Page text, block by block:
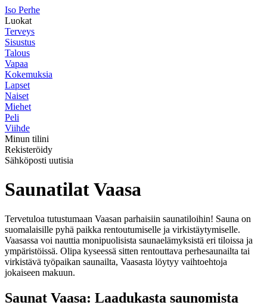
Iso Perhe
Luokat
Terveys
Sisustus
Talous
Vapaa
Kokemuksia
Lapset
Naiset
Miehet
Peli
Viihde
Minun tilini
Rekisteröidy
Sähköposti uutisia
Saunatilat Vaasa
Tervetuloa tutustumaan Vaasan parhaisiin saunatiloihin! Sauna on
suomalaisille pyhä paikka rentoutumiselle ja virkistäytymiselle.
Vaasassa voi nauttia monipuolisista saunaelämyksistä eri tiloissa ja
ympäristöissä. Olipa kyseessä sitten rentouttava perhesaunailta tai
virkistävä työpaikan saunailta, Vaasasta löytyy vaihtoehtoja
jokaiseen makuun.
Saunat Vaasa: Laadukasta saunomista